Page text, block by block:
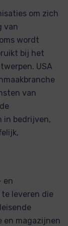
om zich
van
wordt
bij het
USA
van
in bedrijven,
en
leveren die
en magazijnen